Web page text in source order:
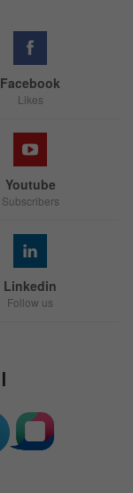
Facebook
Likes
Youtube
Subscribers
Linkedin
Follow us